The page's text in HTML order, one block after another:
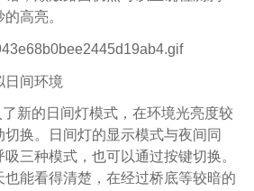
高亮。
日间环境
新的日间灯模式，在环境光亮度较
换。日间灯的显示模式与夜间同
三种模式，也可以通过按键切换。
能看得清楚，在经过桥底等较暗的